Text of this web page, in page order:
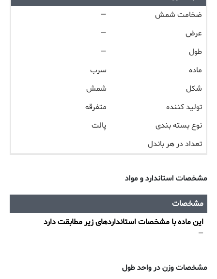
ضخامت شمش
—
عرض
—
طول
—
ماده
سرب
شکل
شمش
تولید کننده
متفرقه
نوع بسته بندی
پالت
تعداد در هر باندل
مشخصات استاندارد و مواد
مشخصات
این ماده با مشخصات استانداردهای زیر مطابقت دارد
—
مشخصات وزن در واحد طول